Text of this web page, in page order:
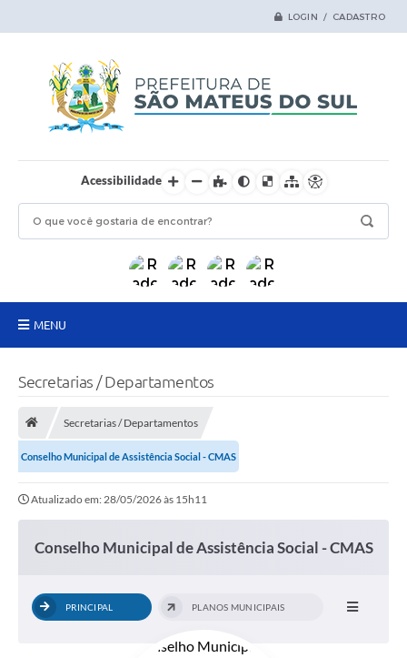
LOGIN / CADASTRO
Acessibilidade
MENU
Transparência
Turismo
A Prefeitura
Secretarias / Departamentos
Secretarias / Departamentos
Conselho Municipal de Assistência Social - CMAS
Atualizado em: 28/05/2026 às 15h11
Conselho Municipal de Assistência Social - CMAS
PRINCIPAL PLANOS MUNICIPAIS